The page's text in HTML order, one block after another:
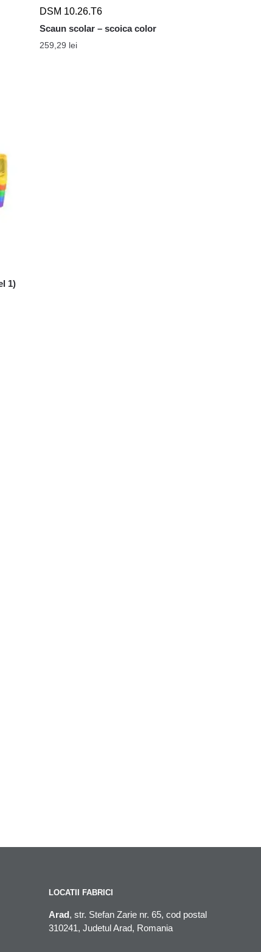
DSM 10.26.T6
Scaun scolar – scoica color
259,29 lei
1)
LOCATII FABRICI
Arad, str. Stefan Zarie nr. 65, cod postal
310241, Judetul Arad, Romania